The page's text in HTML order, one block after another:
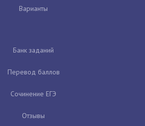
Варианты
Банк заданий
Перевод баллов
Сочинение ЕГЭ
Отзывы